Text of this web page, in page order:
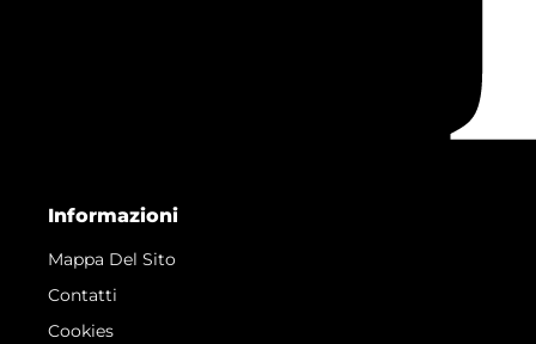
Informazioni
Mappa Del Sito
Contatti
Cookies